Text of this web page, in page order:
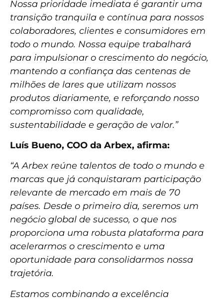
Nossa prioridade imediata é garantir uma
transição tranquila e contínua para nossos
colaboradores, clientes e consumidores em
todo o mundo. Nossa equipe trabalhará
para impulsionar o crescimento do negócio,
mantendo a confiança das centenas de
milhões de lares que utilizam nossos
produtos diariamente, e reforçando nosso
compromisso com qualidade,
sustentabilidade e geração de valor.”
Luís Bueno, COO da Arbex, afirma:
“A Arbex reúne talentos de todo o mundo e
marcas que já conquistaram participação
relevante de mercado em mais de 70
países. Desde o primeiro dia, seremos um
negócio global de sucesso, o que nos
proporciona uma robusta plataforma para
acelerarmos o crescimento e uma
oportunidade para consolidarmos nossa
trajetória.
Estamos combinando a excelência